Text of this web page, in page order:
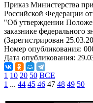
Приказ Министерства
Российской Федерации
"Об утверждении
заказнике федерального
(Зарегистрирован
Номер опубликования:
Дата опубликования:
1 10 20 50 ВСЕ
1 ... 44 45 46 47 48 49 50